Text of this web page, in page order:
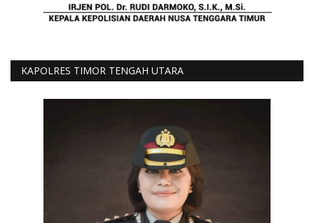
KAPOLRES TIMOR TENGAH UTARA